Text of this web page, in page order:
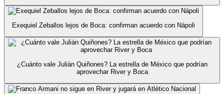
Exequiel Zeballos lejos de Boca: confirman acuerdo con Nápoli
¿Cuánto vale Julián Quiñones? La estrella de México que podrían
aprovechar River y Boca